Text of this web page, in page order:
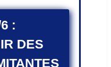
:
DES